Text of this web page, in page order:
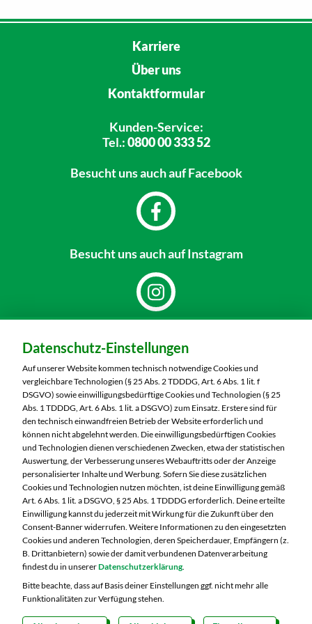
Karriere
Über uns
Kontaktformular
Kunden-Service:
Tel.:0800 00 333 52
Besucht unsauch auf Facebook
Besucht unsauch auf Instagram
MARKTKAUF Markkleeberg
Städtelner Straße 54
04416 Markkleeberg
Telefon:0341 35390
Markt ändern
Öffnungszeiten diese Woche:
Mo:
07:00 – 20:00 Uhr
Di:
07:00 – 20:00 Uhr
Mi:
07:00 – 20:00 Uhr
Do:
07:00 – 21:00 Uhr
Fr:
07:00 – 21:00 Uhr
Datenschutz-Einstellungen
Auf unserer Website kommen technisch notwendige Cookies und
vergleichbare Technologien (§ 25 Abs. 2 TDDDG, Art. 6 Abs. 1 lit. f
DSGVO) sowie einwilligungsbedürftige Cookies und Technologien (§ 25
Abs. 1 TDDDG, Art. 6 Abs. 1 lit. a DSGVO) zum Einsatz. Erstere sind für
den technisch einwandfreien Betrieb der Website erforderlich und
können nicht abgelehnt werden. Die einwilligungsbedürftigen Cookies
und Technologien dienen verschiedenen Zwecken, etwa der statistischen
Auswertung, der Verbesserung unseres Webauftritts oder der Anzeige
personalisierter Inhalte und Werbung. Sofern Sie diese zusätzlichen
Cookies und Technologien nutzen möchten, ist deine Einwilligung gemäß
Art. 6 Abs. 1 lit. a DSGVO, § 25 Abs. 1 TDDDG erforderlich. Deine erteilte
Einwilligung kannst du jederzeit mit Wirkung für die Zukunft über den
Consent-Banner widerrufen. Weitere Informationen zu den eingesetzten
Cookies und anderen Technologien, deren Speicherdauer, Empfängern (z.
B. Drittanbietern) sowie der damit verbundenen Datenverarbeitung
findest du in unsererDatenschutzerklärung.
Bitte beachte, dass auf Basis deiner Einstellungen ggf. nicht mehr alle
Funktionalitäten zur Verfügung stehen.